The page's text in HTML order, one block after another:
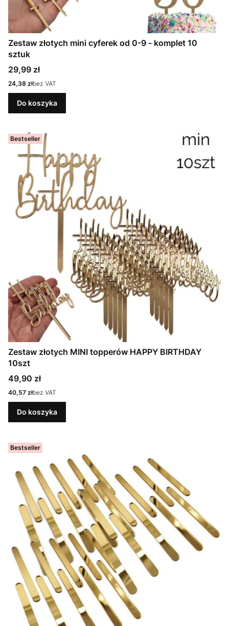
Zestaw złotych mini cyferek od 0-9 - komplet 10
sztuk
Cena
29,99 zł
Cena
24,38 złbez VAT
Do koszyka
Bestseller
Zestaw złotych MINI topperów HAPPY BIRTHDAY
10szt
Cena
49,90 zł
Cena
40,57 złbez VAT
Do koszyka
Bestseller